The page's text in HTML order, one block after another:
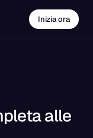
Inizia ora
alle